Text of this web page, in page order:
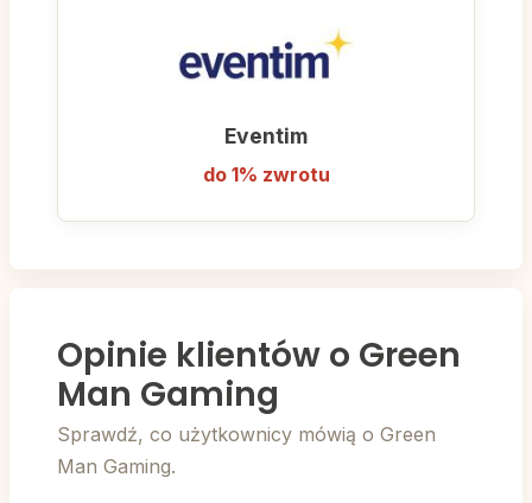
Eventim
do 1% zwrotu
Opinie klientów o Green
Man Gaming
Sprawdź, co użytkownicy mówią o Green
Man Gaming.